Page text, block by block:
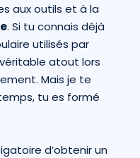
aux outils et à la
. Si tu connais déjà
utilisés par
atout lors
Mais je te
tu es formé
d’obtenir un